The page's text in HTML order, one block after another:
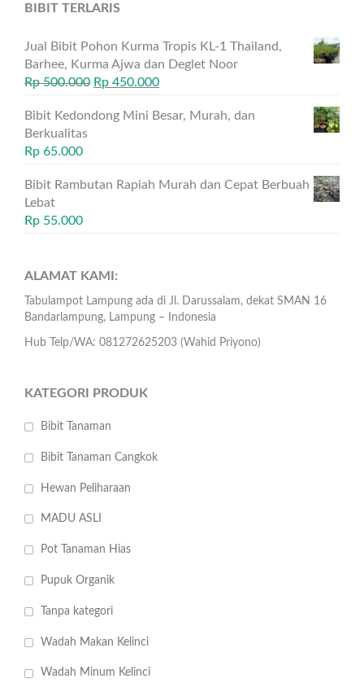
BIBIT TERLARIS
Jual Bibit Pohon Kurma Tropis KL-1 Thailand,
Barhee, Kurma Ajwa dan Deglet Noor
Rp500.000 Rp 450.000
Bibit Kedondong Mini Besar, Murah, dan
Berkualitas
Rp 65.000
Bibit Rambutan Rapiah Murah dan Cepat Berbuah
Lebat
Rp 55.000
ALAMAT KAMI:
Tabulampot Lampung ada di Jl. Darussalam, dekat SMAN 16
Bandarlampung, Lampung – Indonesia
Hub Telp/WA: 081272625203 (Wahid Priyono)
KATEGORI PRODUK
Bibit Tanaman
Bibit Tanaman Cangkok
Hewan Peliharaan
MADU ASLI
Pot Tanaman Hias
Pupuk Organik
Tanpa kategori
Wadah Makan Kelinci
Wadah Minum Kelinci